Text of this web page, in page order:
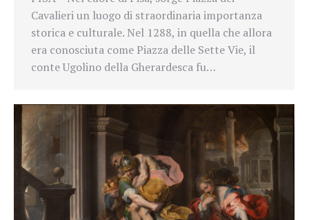
Cavalieri un luogo di straordinaria importanza
storica e culturale. Nel 1288, in quella che allora
era conosciuta come Piazza delle Sette Vie, il
conte Ugolino della Gherardesca fu…